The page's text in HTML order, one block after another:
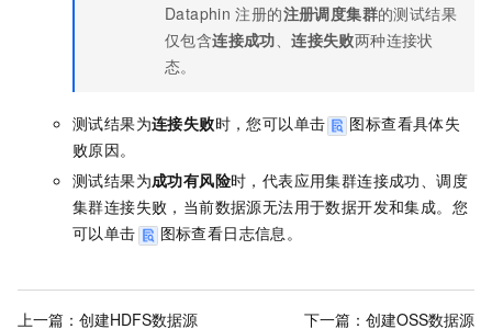
Dataphin 注册的注册调度集群的测试结果
仅包含连接成功、连接失败两种连接状
态。
测试结果为连接失败时，您可以单击
图标查看具体失
败原因。
测试结果为成功有风险时，代表应用集群连接成功、调度
集群连接失败，当前数据源无法用于数据开发和集成。您
可以单击
图标查看日志信息。
上一篇： 创建HDFS数据源 下一篇： 创建OSS数据源